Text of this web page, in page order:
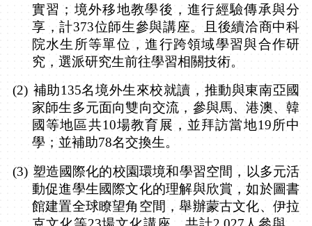
實習；境外移地教學後，進行經驗傳承與分
享，計373位師生參與講座。且後續洽商中科
院水生所等單位，進行跨領域學習與合作研
究，選派研究生前往學習相關技術。
(2) 補助135名境外生來校就讀，推動與東南亞國
家師生多元面向雙向交流，參與馬、港澳、韓
國等地區共10場教育展，並拜訪當地19所中
學；並補助78名交換生。
(3) 塑造國際化的校園環境和學習空間，以多元活
動促進學生國際文化的理解與欣賞，如於圖書
館建置全球瞭望角空間，舉辦蒙古文化、伊拉